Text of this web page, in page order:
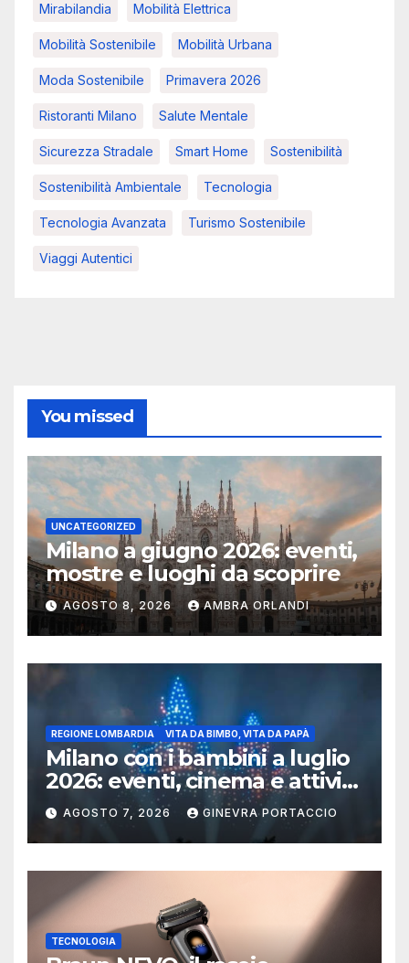
Mirabilandia Mobilità Elettrica
Mobilità Sostenibile Mobilità Urbana
Moda Sostenibile Primavera 2026
Ristoranti Milano Salute Mentale
Sicurezza Stradale Smart Home Sostenibilità
Sostenibilità Ambientale Tecnologia
Tecnologia Avanzata Turismo Sostenibile
Viaggi Autentici
You missed
UNCATEGORIZED
Milano a giugno 2026: eventi,
mostre e luoghi da scoprire
AGOSTO 8, 2026 AMBRA ORLANDI
REGIONE LOMBARDIA VITA DA BIMBO, VITA DA PAPÀ
Milano con i bambini a luglio
2026: eventi, cinema e attività
per famiglie
AGOSTO 7, 2026 GINEVRA PORTACCIO
TECNOLOGIA